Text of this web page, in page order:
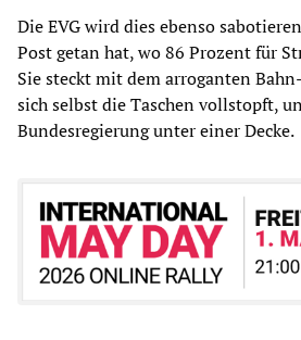
Die EVG wird dies ebenso
Post getan hat, wo 86 Prozent für
Sie steckt mit dem arroganten
sich selbst die Taschen vollstopft,
Bundesregierung unter einer Decke.